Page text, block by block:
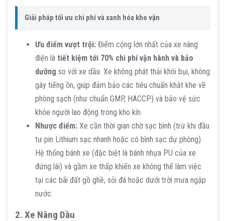
Giải pháp tối ưu chi phí và xanh hóa kho vận
Ưu điểm vượt trội: Điểm cộng lớn nhất của xe nâng
điện là tiết kiệm tới 70% chi phí vận hành và bảo
dưỡng so với xe dầu. Xe không phát thải khói bụi, không
gây tiếng ồn, giúp đảm bảo các tiêu chuẩn khắt khe về
phòng sạch (như chuẩn GMP, HACCP) và bảo vệ sức
khỏe người lao động trong kho kín.
Nhược điểm: Xe cần thời gian chờ sạc bình (trừ khi đầu
tư pin Lithium sạc nhanh hoặc có bình sạc dự phòng).
Hệ thống bánh xe (đặc biệt là bánh nhựa PU của xe
đứng lái) và gầm xe thấp khiến xe không thể làm việc
tại các bãi đất gồ ghề, sỏi đá hoặc dưới trời mưa ngập
nước.
2. Xe Nâng Dầu​